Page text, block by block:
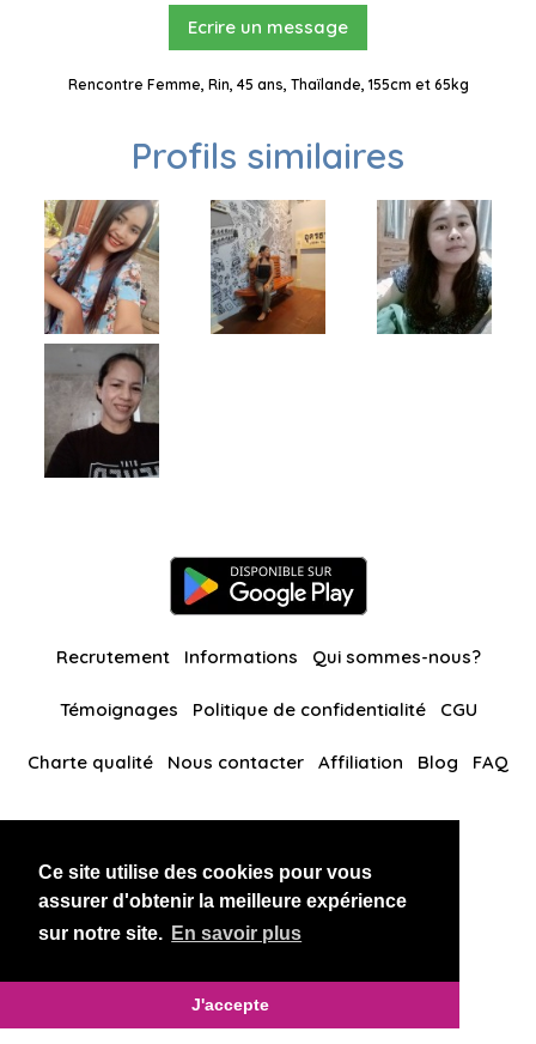
Ce site utilise des cookies pour vous
assurer d'obtenir la meilleure expérience
sur notre site. En savoir plus
J'accepte
Ecrire un message
Rencontre Femme, Rin, 45 ans, Thaïlande, 155cm et 65kg
Profils similaires
Recrutement Informations Qui sommes-nous?
Témoignages Politique de confidentialité CGU
Charte qualité Nous contacter Affiliation Blog FAQ
BlackAndBeauties RussianKisses